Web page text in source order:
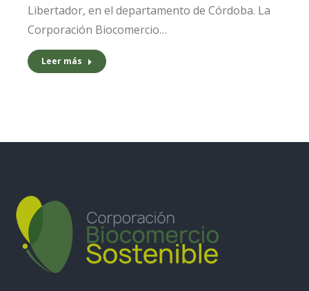
Libertador, en el departamento de Córdoba. La
Corporación Biocomercio…
Leer más